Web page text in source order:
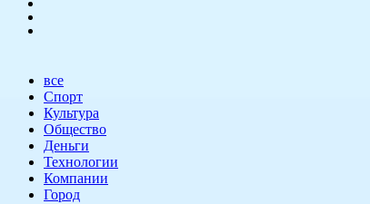
все
Спорт
Культура
Общество
Деньги
Технологии
Компании
Город